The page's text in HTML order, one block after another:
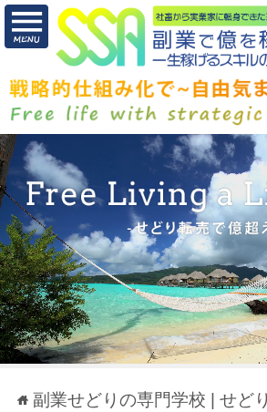
副業せどりの専門学校 | せど